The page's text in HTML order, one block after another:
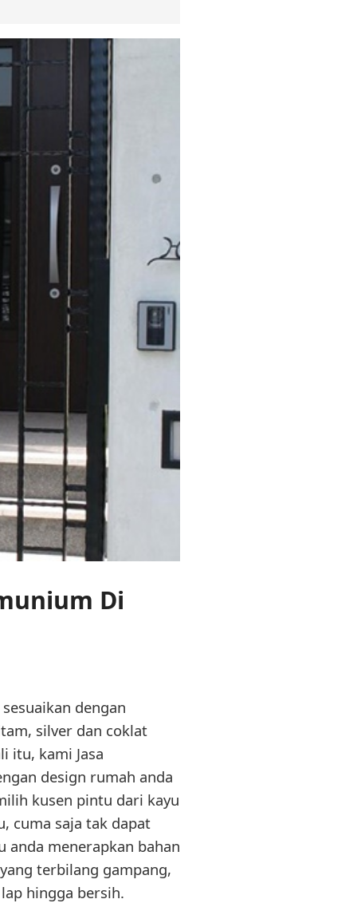
Di
dengan
silver dan coklat
itu, kami Jasa
design rumah anda
kusen pintu dari kayu
cuma saja tak dapat
anda menerapkan bahan
terbilang gampang,
hingga bersih.